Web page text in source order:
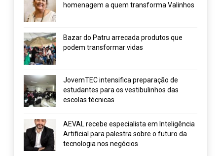
homenagem a quem transforma Valinhos
Bazar do Patru arrecada produtos que
podem transformar vidas
JovemTEC intensifica preparação de
estudantes para os vestibulinhos das
escolas técnicas
AEVAL recebe especialista em Inteligência
Artificial para palestra sobre o futuro da
tecnologia nos negócios